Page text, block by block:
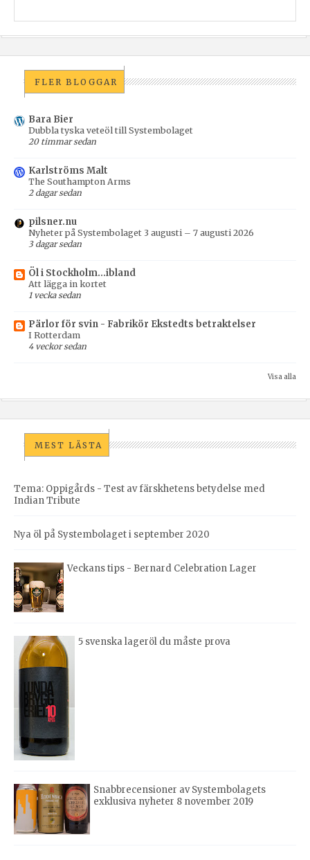
FLER BLOGGAR
Bara Bier
Dubbla tyska veteöl till Systembolaget
20 timmar sedan
Karlströms Malt
The Southampton Arms
2 dagar sedan
pilsner.nu
Nyheter på Systembolaget 3 augusti – 7 augusti 2026
3 dagar sedan
Öl i Stockholm...ibland
Att lägga in kortet
1 vecka sedan
Pärlor för svin - Fabrikör Ekstedts betraktelser
I Rotterdam
4 veckor sedan
Visa alla
MEST LÄSTA
Tema: Oppigårds - Test av färskhetens betydelse med
Indian Tribute
Nya öl på Systembolaget i september 2020
Veckans tips - Bernard Celebration Lager
5 svenska lageröl du måste prova
Snabbrecensioner av Systembolagets
exklusiva nyheter 8 november 2019